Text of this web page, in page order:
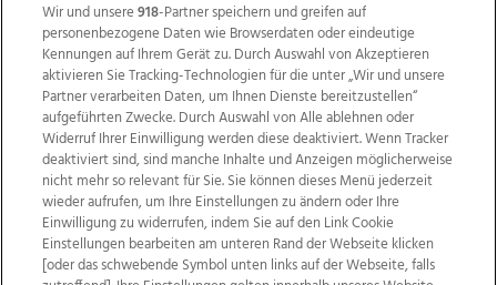
Wir über uns Mediadaten Kontakt
Jobs
Wir und unsere918-Partner speichern und greifen auf
personenbezogene Daten wie Browserdaten oder eindeutige
Kennungen auf Ihrem Gerät zu. Durch Auswahl von Akzeptieren
aktivieren Sie Tracking-Technologien für die unter „Wir und unsere
Partner verarbeiten Daten, um Ihnen Dienste bereitzustellen“
aufgeführten Zwecke. Durch Auswahl von Alle ablehnen oder
Widerruf Ihrer Einwilligung werden diese deaktiviert. Wenn Tracker
deaktiviert sind, sind manche Inhalte und Anzeigen möglicherweise
nicht mehr so relevant für Sie. Sie können dieses Menü jederzeit
wieder aufrufen, um Ihre Einstellungen zu ändern oder Ihre
Einwilligung zu widerrufen, indem Sie auf den Link Cookie
Einstellungen bearbeiten am unteren Rand der Webseite klicken
[oder das schwebende Symbol unten links auf der Webseite, falls